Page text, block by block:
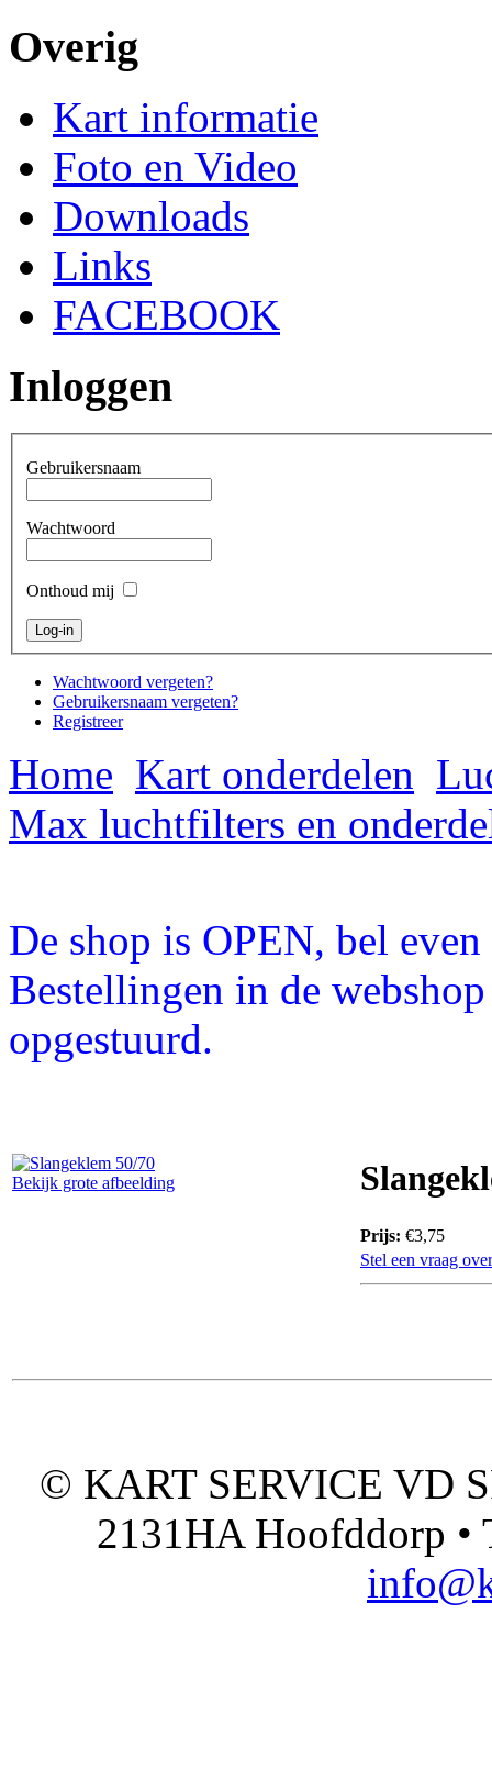
Overig
Kart informatie
Foto en Video
Downloads
Links
FACEBOOK
Inloggen
Gebruikersnaam
Wachtwoord
Onthoud mij
Wachtwoord vergeten?
Gebruikersnaam vergeten?
Registreer
Home Kart onderdelen
Max luchtfilters en
De shop is OPEN, bel
Bestellingen in de
opgestuurd.
Bekijk grote afbeelding
Prijs: €3,75
Stel een vraag
© KART SERVICE VD
2131HA Hoofddorp •